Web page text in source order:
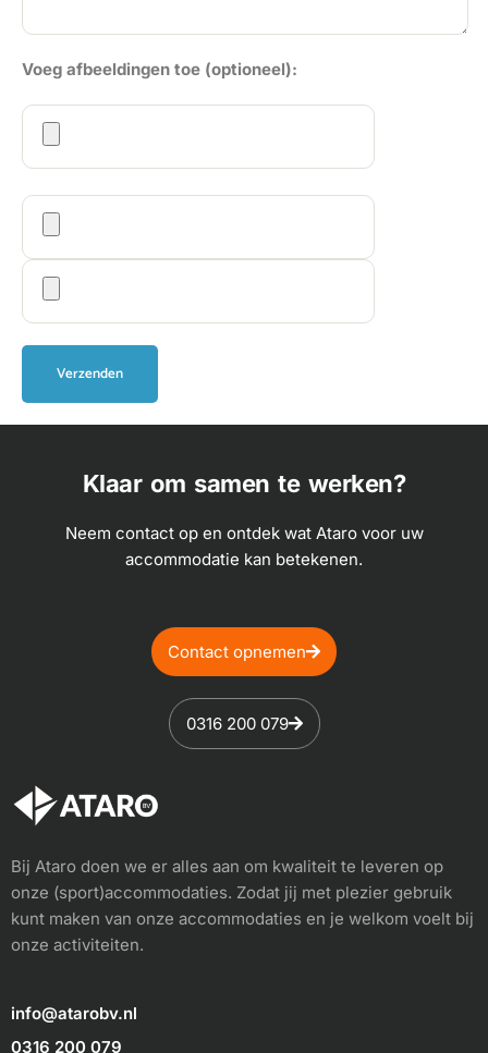
Voeg afbeeldingen toe (optioneel):
Klaar om samen te werken?
Neem contact op en ontdek wat Ataro voor uw
accommodatie kan betekenen.
Contact opnemen
0316 200 079
Bij Ataro doen we er alles aan om kwaliteit te leveren op
onze (sport)accommodaties. Zodat jij met plezier gebruik
kunt maken van onze accommodaties en je welkom voelt bij
onze activiteiten.
info@atarobv.nl
0316 200 079